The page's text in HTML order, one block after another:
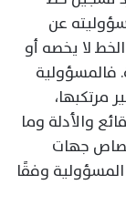
عن
لا يخصه أو
فالمسؤولية
مرتكبها،
والأدلة وما
جهات
وفقًا